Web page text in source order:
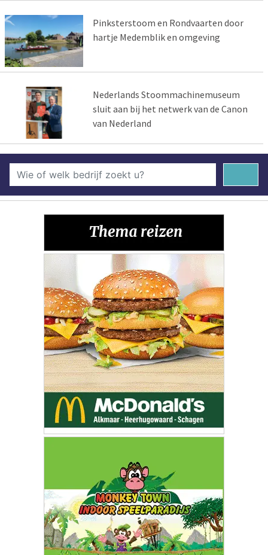
Pinksterstoom en Rondvaarten door
hartje Medemblik en omgeving
Nederlands Stoommachinemuseum
sluit aan bij het netwerk van de Canon
van Nederland